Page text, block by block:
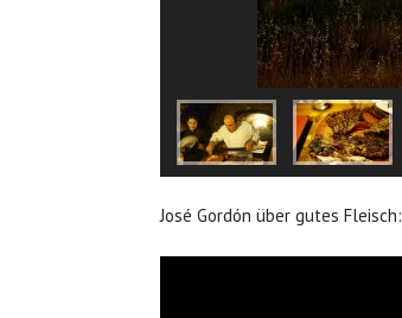
José Gordón über gutes Fleisch: